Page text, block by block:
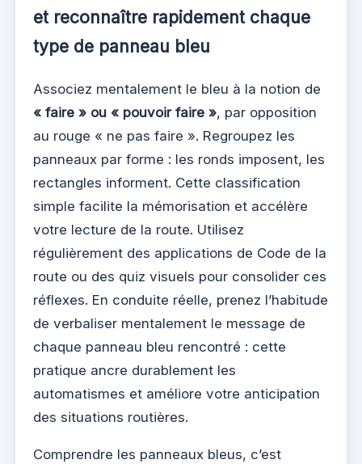
et reconnaître rapidement chaque
type de panneau bleu
Associez mentalement le bleu à la notion de
« faire » ou « pouvoir faire », par opposition
au rouge « ne pas faire ». Regroupez les
panneaux par forme : les ronds imposent, les
rectangles informent. Cette classification
simple facilite la mémorisation et accélère
votre lecture de la route. Utilisez
régulièrement des applications de Code de la
route ou des quiz visuels pour consolider ces
réflexes. En conduite réelle, prenez l’habitude
de verbaliser mentalement le message de
chaque panneau bleu rencontré : cette
pratique ancre durablement les
automatismes et améliore votre anticipation
des situations routières.
Comprendre les panneaux bleus, c’est